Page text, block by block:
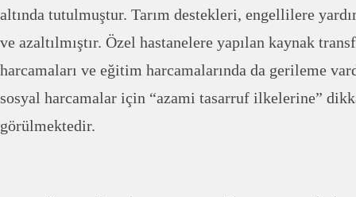
altında tutulmuştur. Tarım destekleri, engellilere
ve azaltılmıştır. Özel hastanelere yapılan kaynak
harcamaları ve eğitim harcamalarında da gerileme
sosyal harcamalar için “azami tasarruf ilkelerine”
görülmektedir.